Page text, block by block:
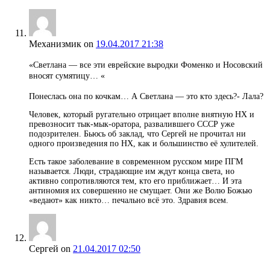
Механизмик on 19.04.2017 21:38
«Светлана — все эти еврейские выродки Фоменко и Носовский
вносят сумятицу… «
Понеслась она по кочкам… А Светлана — это кто здесь?- Лала?
Человек, который ругательно отрицает вполне внятную НХ и
превозносит тык-мык-оратора, развалившего СССР уже
подозрителен. Бьюсь об заклад, что Сергей не прочитал ни
одного произведения по НХ, как и большинство её хулителей.
Есть такое заболевание в современном русском мире ПГМ
называется. Люди, страдающие им ждут конца света, но
активно сопротивляются тем, кто его приближает… И эта
антиномия их совершенно не смущает. Они же Волю Божью
«ведают» как никто… печально всё это. Здравия всем.
Сергей on 21.04.2017 02:50